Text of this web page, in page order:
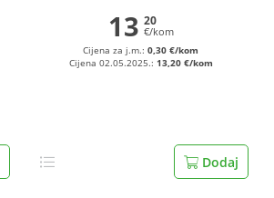
13 20
€/kom
Cijena za j.m.:0,30 €/kom
Cijena 02.05.2025.: 13,20 €/kom
Dodaj